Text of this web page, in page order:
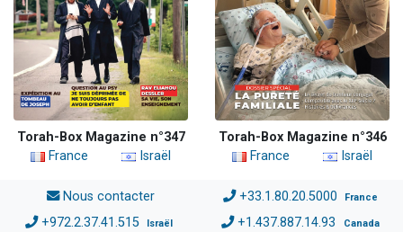
Torah-Box Magazine n°347
France
Israël
Torah-Box Magazine n°346
France
Israël
Nous contacter +33.1.80.20.5000 France
+972.2.37.41.515 Israël +1.437.887.14.93 Canada